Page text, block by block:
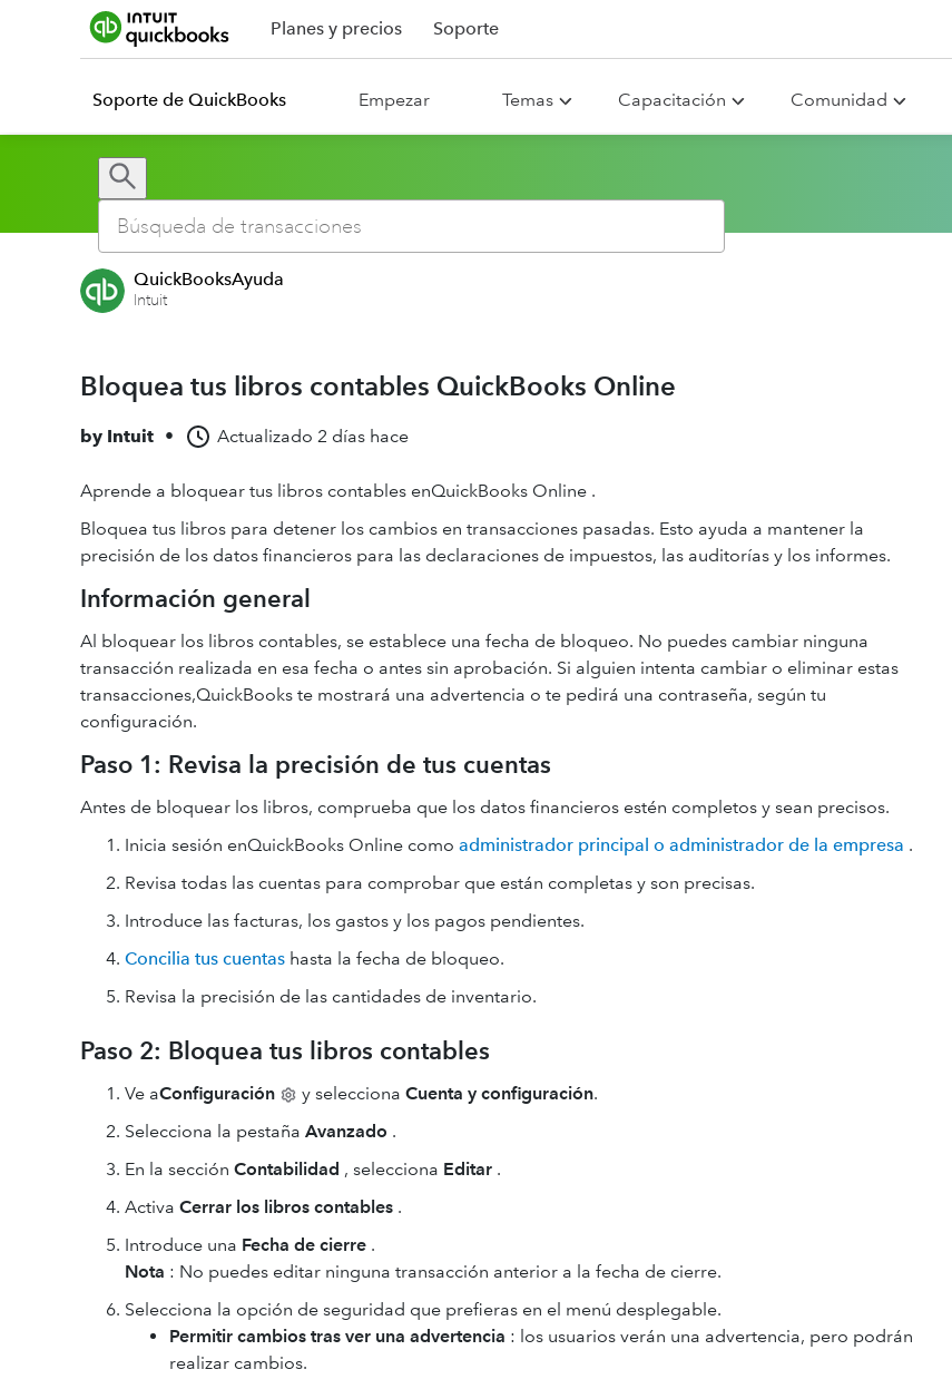
Planes y precios Soporte
Soporte de QuickBooks Empezar Temas Capacitación Comunidad
QuickBooksAyuda
Intuit
Bloquea tus libros contables QuickBooks Online
by Intuit • Actualizado 2 días hace
Aprende a bloquear tus libros contables enQuickBooks Online .
Bloquea tus libros para detener los cambios en transacciones pasadas. Esto ayuda a mantener la
precisión de los datos financieros para las declaraciones de impuestos, las auditorías y los informes.
Información general
Al bloquear los libros contables, se establece una fecha de bloqueo. No puedes cambiar ninguna
transacción realizada en esa fecha o antes sin aprobación. Si alguien intenta cambiar o eliminar estas
transacciones,QuickBooks te mostrará una advertencia o te pedirá una contraseña, según tu
configuración.
Paso 1: Revisa la precisión de tus cuentas
Antes de bloquear los libros, comprueba que los datos financieros estén completos y sean precisos.
Inicia sesión enQuickBooks Online como administrador principal o administrador de la empresa .
Revisa todas las cuentas para comprobar que están completas y son precisas.
Introduce las facturas, los gastos y los pagos pendientes.
Concilia tus cuentas hasta la fecha de bloqueo.
Revisa la precisión de las cantidades de inventario.
Paso 2: Bloquea tus libros contables
Ve aConfiguración y selecciona Cuenta y configuración.
Selecciona la pestaña Avanzado .
En la sección Contabilidad , selecciona Editar .
Activa Cerrar los libros contables .
Introduce una Fecha de cierre .
Nota : No puedes editar ninguna transacción anterior a la fecha de cierre.
Selecciona la opción de seguridad que prefieras en el menú desplegable.
Permitir cambios tras ver una advertencia : los usuarios verán una advertencia, pero podrán
realizar cambios.